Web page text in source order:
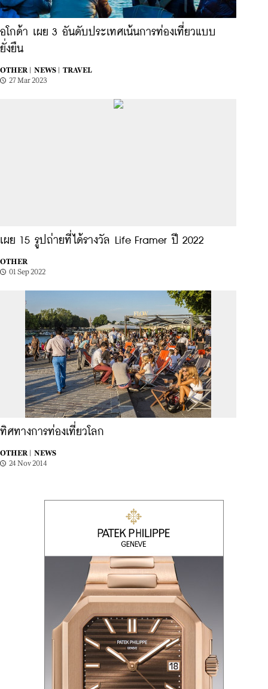
อโกด้า เผย 3 อันดับประเทศเน้นการท่องเที่ยวแบบ
ยั่งยืน
OTHER | NEWS |
TRAVEL
27 Mar 2023
เผย 15 รูปถ่ายที่ได้รางวัล Life Framer ปี 2022
OTHER
01 Sep 2022
ทิศทางการท่องเที่ยวโลก
OTHER |
NEWS
24 Nov 2014